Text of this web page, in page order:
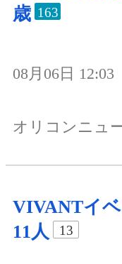
歳 163
08月06日 12:03
オリコンニュ
VIVANTイ
11人
13